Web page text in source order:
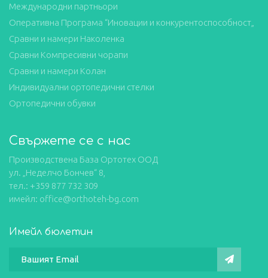
Международни партньори
Оперативна Програма “Иновации и конкурентоспособност„
Сравни и намери Наколенка
Сравни Компресивни чорапи
Сравни и намери Колан
Индивидуални ортопедични стелки
Ортопедични обувки
Свържете се с нас
Производствена База Ортотех ООД
ул. „Неделчо Бончев“ 8,
тел.: +359 877 732 309
имейл: office@orthoteh-bg.com
Имейл бюлетин